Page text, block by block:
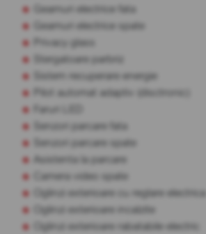
Geamuri electrice fata
Geamuri electrice spate
Privacy glass
Stergatoare parbriz
Sistem recuperare energie
Pilot automat adaptiv (disctronic)
Faruri LED
Senzori parcare fata
Senzori parcare spate
Asistenta la parcare
Camera video spate
Oglinzi exterioare cu reglare electrica
Oglinzi exterioare incalzite
Oglinzi exterioare rabatabile electric